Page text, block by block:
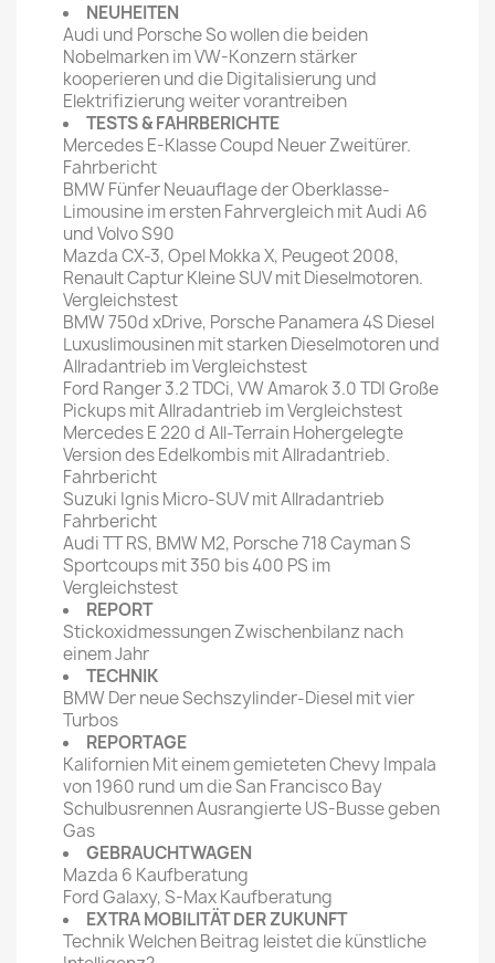
NEUHEITEN
Audi und Porsche So wollen die beiden
Nobelmarken im VW-Konzern stärker
kooperieren und die Digitalisierung und
Elektrifizierung weiter vorantreiben
TESTS & FAHRBERICHTE
Mercedes E-Klasse Coupd Neuer Zweitürer.
Fahrbericht
BMW Fünfer Neuauflage der Oberklasse-
Limousine im ersten Fahrvergleich mit Audi A6
und Volvo S90
Mazda CX-3, Opel Mokka X, Peugeot 2008,
Renault Captur Kleine SUV mit Dieselmotoren.
Vergleichstest
BMW 750d xDrive, Porsche Panamera 4S Diesel
Luxuslimousinen mit starken Dieselmotoren und
Allradantrieb im Vergleichstest
Ford Ranger 3.2 TDCi, VW Amarok 3.0 TDI Große
Pickups mit Allradantrieb im Vergleichstest
Mercedes E 220 d All-Terrain Hohergelegte
Version des Edelkombis mit Allradantrieb.
Fahrbericht
Suzuki Ignis Micro-SUV mit Allradantrieb
Fahrbericht
Audi TT RS, BMW M2, Porsche 718 Cayman S
Sportcoups mit 350 bis 400 PS im
Vergleichstest
REPORT
Stickoxidmessungen Zwischenbilanz nach
einem Jahr
TECHNIK
BMW Der neue Sechszylinder-Diesel mit vier
Turbos
REPORTAGE
Kalifornien Mit einem gemieteten Chevy Impala
von 1960 rund um die San Francisco Bay
Schulbusrennen Ausrangierte US-Busse geben
Gas
GEBRAUCHTWAGEN
Mazda 6 Kaufberatung
Ford Galaxy, S-Max Kaufberatung
EXTRA MOBILITÄT DER ZUKUNFT
Technik Welchen Beitrag leistet die künstliche